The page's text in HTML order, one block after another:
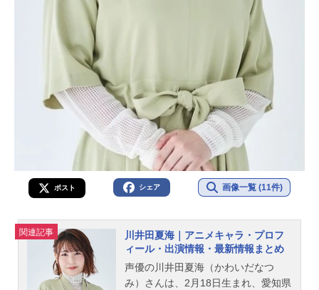
ポスト シェア 画像一覧 (11件)
関連記事
川井田夏海｜アニメキャラ・プロフ
ィール・出演情報・最新情報まとめ
声優の川井田夏海（かわいだなつ
み）さんは、2月18日生まれ、愛知県